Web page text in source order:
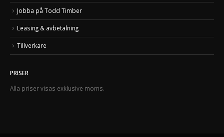
Jobba på Todd Timber
Leasing & avbetalning
Tillverkare
PRISER
Alla priser visas exklusive moms.